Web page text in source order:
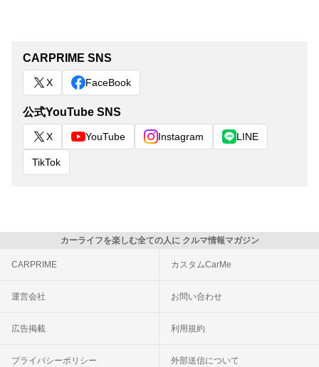
CARPRIME SNS
X FaceBook
公式YouTube SNS
X YouTube Instagram LINE
TikTok
カーライフを楽しむ全ての人に クルマ情報マガジン
CARPRIME カスタムCarMe
運営会社 お問い合わせ
広告掲載 利用規約
プライバシーポリシー 外部送信について